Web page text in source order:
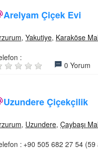
Arelyam Çiçek Evi
, Yakutiye, Karaköse
:
0 Yorum
Uzundere Çiçekçilik
, Uzundere, Çaybaşı
: +90 505 682 27 54 (59